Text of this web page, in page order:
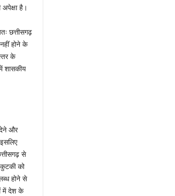
है।
छत्तीसगढ़
होने के
के
शासकीय
देने और
से
कुटकी को
होने से
में देश के